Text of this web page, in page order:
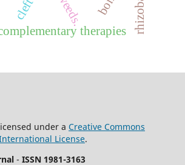
weeds.
therapies
under a Creative Commons
License.
- ISSN 1981-3163